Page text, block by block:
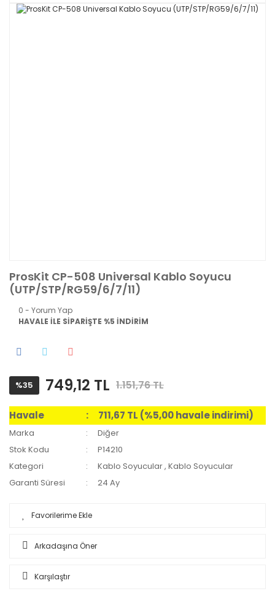
ProsKit CP-508 Universal Kablo Soyucu
(UTP/STP/RG59/6/7/11)
0 - Yorum Yap
HAVALE İLE SİPARİŞTE %5 İNDİRİM
%35 749,12 TL 1.151,76 TL
Havale 711,67 TL (%5,00 havale indirimi)
Marka
Diğer
Stok Kodu
P14210
Kategori
Kablo Soyucular,Kablo Soyucular
Garanti Süresi
24 Ay
Arkadaşına Öner
Karşılaştır